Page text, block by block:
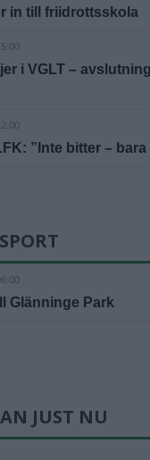
in till friidrottsskola
i VGLT –
”Inte bitter – bara
Glänninge Park
JUST NU